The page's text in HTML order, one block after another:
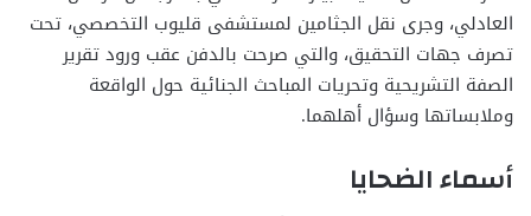
العادلي، وجرى نقل الجثامين لمستشفى قليوب التخصصي، تحت
تصرف جهات التحقيق، والتي صرحت بالدفن عقب ورود تقرير
الصفة التشريحية وتحريات المباحث الجنائية حول الواقعة
وملابساتها وسؤال أهلهما.
أسماء الضحايا